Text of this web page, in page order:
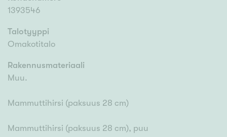
1393546
Talotyyppi
Omakotitalo
Rakennusmateriaali
Muu.
Mammuttihirsi (paksuus 28 cm)
Mammuttihirsi (paksuus 28 cm), puu